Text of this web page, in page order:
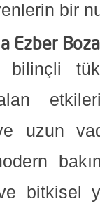
bir
Ezber
bilinçli
uzun
bitkisel